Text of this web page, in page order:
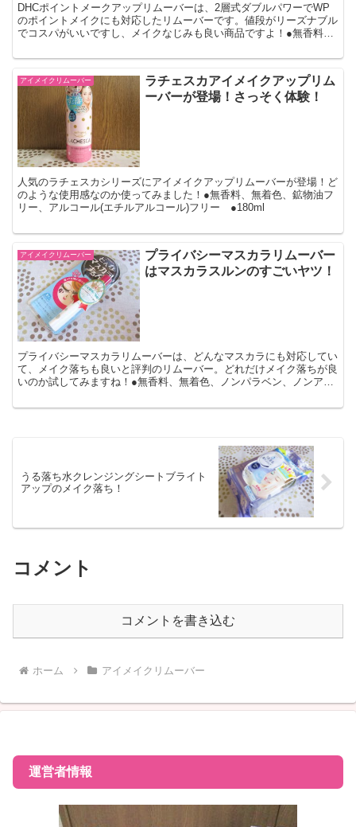
DHCポイントメークアップリムーバーは、2層式ダブルパワーでWP
のポイントメイクにも対応したリムーバーです。値段がリーズナブル
でコスパがいいですし、メイクなじみも良い商品ですよ！●無香料、
アイメイクリムーバー
ラチェスカアイメイクアップリム
ーバーが登場！さっそく体験！
人気のラチェスカシリーズにアイメイクアップリムーバーが登場！ど
のような使用感なのか使ってみました！●無香料、無着色、鉱物油フ
リー、アルコール(エチルアルコール)フリー ●180ml
アイメイクリムーバー
プライバシーマスカラリムーバー
はマスカラスルンのすごいヤツ！
プライバシーマスカラリムーバーは、どんなマスカラにも対応してい
て、メイク落ちも良いと評判のリムーバー。どれだけメイク落ちが良
いのか試してみますね！●無香料、無着色、ノンパラベン、ノンアル
うる落ち水クレンジングシートブライト
アップのメイク落ち！
コメント
コメントを書き込む
ホーム アイメイクリムーバー
運営者情報